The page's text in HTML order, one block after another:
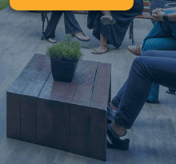
para a venda de peças
as comunidades e a
doadas para a montagem
brinquedos por
Associação Alice Tibiriçá.
Internacional,
a Feira da Saúde e
comunidade local com
orientação e educação.
fundos para Campanhas
Dança pela Humanidade.